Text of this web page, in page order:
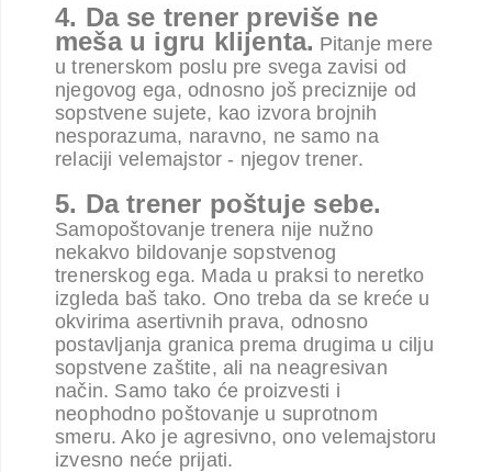
4. Da se trener previše ne
meša u igru klijenta. Pitanje mere
u trenerskom poslu pre svega zavisi od
njegovog ega, odnosno još preciznije od
sopstvene sujete, kao izvora brojnih
nesporazuma, naravno, ne samo na
relaciji velemajstor - njegov trener.
5. Da trener poštuje sebe.
Samopoštovanje trenera nije nužno
nekakvo bildovanje sopstvenog
trenerskog ega. Mada u praksi to neretko
izgleda baš tako. Ono treba da se kreće u
okvirima asertivnih prava, odnosno
postavljanja granica prema drugima u cilju
sopstvene zaštite, ali na neagresivan
način. Samo tako će proizvesti i
neophodno poštovanje u suprotnom
smeru. Ako je agresivno, ono velemajstoru
izvesno neće prijati.